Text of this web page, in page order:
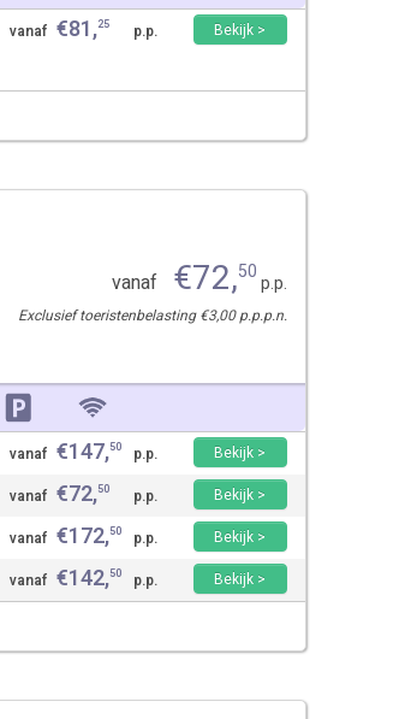
vanaf €81,25 p.p. Bekijk >
vanaf €72,50p.p.
Exclusief toeristenbelasting €3,00 p.p.p.n.
vanaf €147,50 p.p.
Bekijk >
vanaf €72,50 p.p.
Bekijk >
vanaf €172,50 p.p.
Bekijk >
vanaf €142,50 p.p. Bekijk >